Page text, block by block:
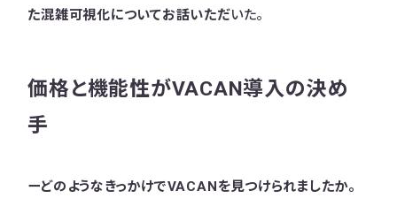
た混雑可視化についてお話いただいた。
価格と機能性がVACAN導入の決め
手
ーどのようなきっかけでVACANを見つけられましたか。